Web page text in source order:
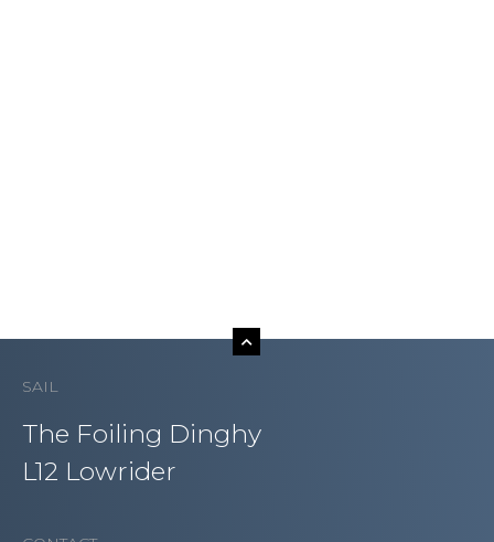
SAIL
The Foiling Dinghy
L12 Lowrider